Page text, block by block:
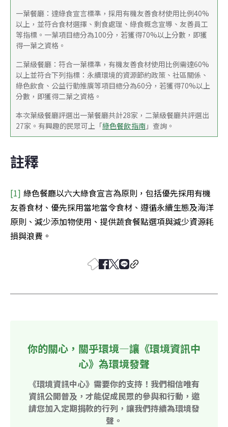
一葉餐廳：達綠食宣言標準，採用有機友善食材使用比例40%
以上，並符合食材選擇、剩食處理、綠食概念宣導、友善員工
等指標。一葉項目總分為100分，若獲得70%以上分數，即獲
得一葉之資格。
二葉級餐廳：符合一葉標準，有機友善食材使用比例需達60%
以上並符合下列指標：永續環境的資源節約政策、社區關係、
綠色飲食、公益行動推廣等項目總分為60分，若獲得70%以上
分數，即獲得二葉之資格。
本次葉級餐廳評選出一葉餐廳共計28家，二葉級餐廳共評選出
27家。有興趣的民眾可上「綠色餐飲指南」查詢。
註釋
[1] 綠色餐廳以六大綠食宣言為原則，包括優先採用有機
友善食材、優先採用當地當令食材、遵循永續生態及海洋
原則、減少添加物使用、提供蔬食餐點選項與減少資源耗
損與浪費。
你的關心，關乎環境—讓《環境資訊中
心》為環境發聲
《環境資訊中心》需要你的支持！我們相信唯有
資訊公開普及，才能促成民眾的參與和行動，邀
請您加入定期捐款的行列，讓我們持續為環境發
聲。